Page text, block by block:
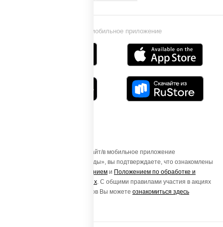
Установи мобильное приложение
Осуществляя вход на этот Сайт/в мобильное приложение
«ПиццаСушиВок - доставка еды», вы подтверждаете, что ознакомлены
Пользовательским соглашением и Положением по обработке и
защите персональных данных. С общими правилами участия в акциях
и порядке получения подарков Вы можете ознакомиться здесь